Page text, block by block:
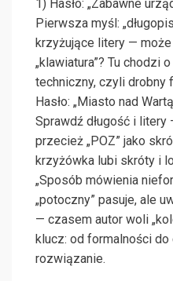
1) Hasło: „Zabawne
Pierwsza myśl:
krzyżujące litery — może
„klawiatura”? Tu chodzi
techniczny, czyli drobny
Hasło: „Miasto nad
Sprawdź długość i
przecież „POZ” jako
krzyżówka lubi skróty i
„Sposób mówienia
„potoczny” pasuje, ale
— czasem autor woli
klucz: od formalności
rozwiązanie.